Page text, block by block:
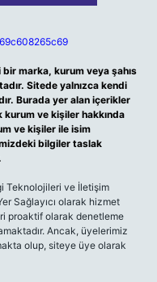
marka, kurum veya şahıs
Sitede yalnızca kendi
Burada yer alan içerikler
ve kişiler hakkında
ve kişiler ile isim
bilgiler taslak
Teknolojileri ve İletişim
Sağlayıcı olarak hizmet
proaktif olarak denetleme
Ancak, üyelerimiz
olup, siteye üye olarak